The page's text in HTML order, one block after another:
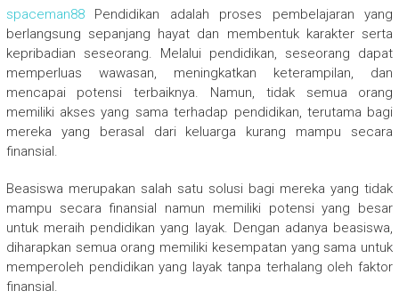
spaceman88Pendidikan adalah proses pembelajaran yang
berlangsung sepanjang hayat dan membentuk karakter serta
kepribadian seseorang. Melalui pendidikan, seseorang dapat
memperluas wawasan, meningkatkan keterampilan, dan
mencapai potensi terbaiknya. Namun, tidak semua orang
memiliki akses yang sama terhadap pendidikan, terutama bagi
mereka yang berasal dari keluarga kurang mampu secara
finansial.
Beasiswa merupakan salah satu solusi bagi mereka yang tidak
mampu secara finansial namun memiliki potensi yang besar
untuk meraih pendidikan yang layak. Dengan adanya beasiswa,
diharapkan semua orang memiliki kesempatan yang sama untuk
memperoleh pendidikan yang layak tanpa terhalang oleh faktor
finansial.